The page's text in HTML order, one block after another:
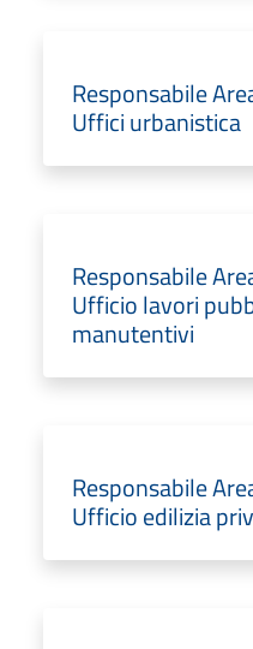
Responsabile
Uffici urbanistica
Responsabile
Ufficio lavori
manutentivi
Responsabile
Ufficio edilizia